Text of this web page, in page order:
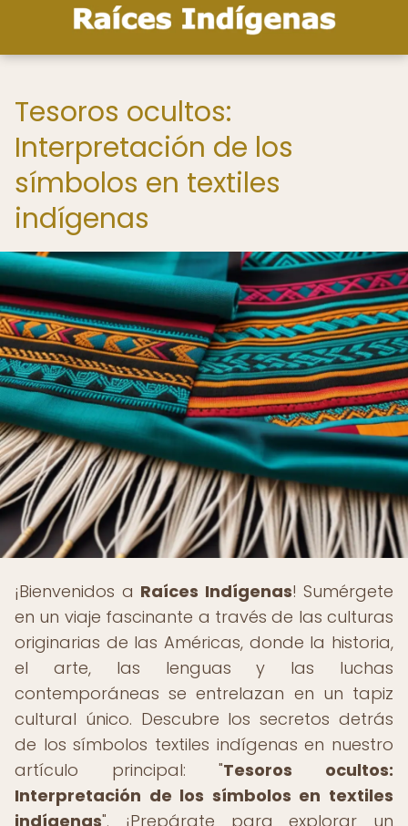
Tesoros ocultos:
Interpretación de los
símbolos en textiles
indígenas
¡Bienvenidos a Raíces Indígenas! Sumérgete
en un viaje fascinante a través de las culturas
originarias de las Américas, donde la historia,
el arte, las lenguas y las luchas
contemporáneas se entrelazan en un tapiz
cultural único. Descubre los secretos detrás
de los símbolos textiles indígenas en nuestro
artículo principal: "Tesoros ocultos:
Interpretación de los símbolos en textiles
indígenas". ¡Prepárate para explorar un